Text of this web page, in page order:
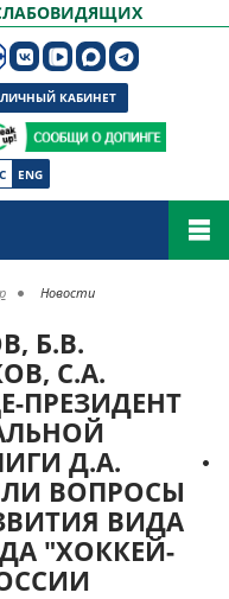
ENG
ЛИЧНЫЙ КАБИНЕТ
Новости
Б.В.
С.А.
ПРЕЗИДЕНТ
Д.А.
ВОПРОСЫ
ВИДА
"ХОККЕЙ-